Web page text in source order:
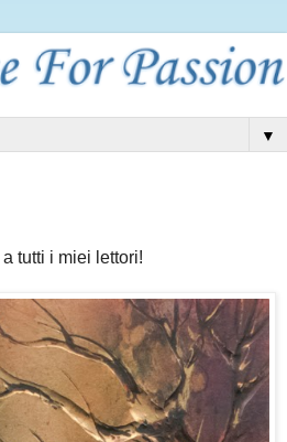
▼
a tutti i miei lettori!